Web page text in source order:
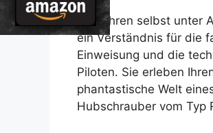
Sie führen selbst unter
ein Verständnis für die
Einweisung und die
Piloten. Sie erleben
phantastische Welt
Hubschrauber vom Typ